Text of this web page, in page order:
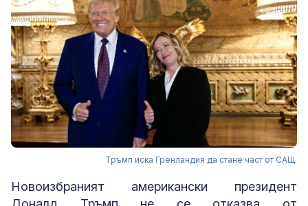
Тръмп иска Гренландия да стане част от САЩ.
Новоизбраният американски президент